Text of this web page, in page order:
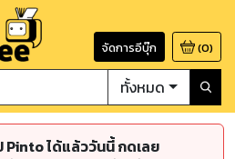
จัดการอีบุ๊ก (0)
ทั้งหมด
Pinto ได้แล้ววันนี้ กดเลย